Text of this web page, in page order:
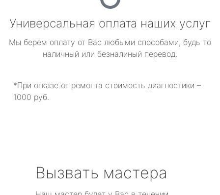
Универсальная оплата наших услуг
Мы берем оплату от Вас любыми способами, будь то
наличный или безналиный перевод.
*При отказе от ремонта стоимость диагностики –
1000 руб.
Вызвать мастера